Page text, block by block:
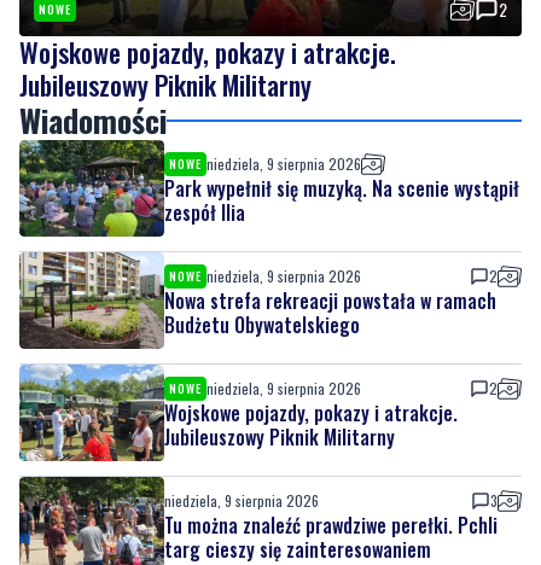
NOWE 2
Wojskowe pojazdy, pokazy i atrakcje.
Jubileuszowy Piknik Militarny
Wiadomości
NOWE niedziela, 9 sierpnia 2026
Park wypełnił się muzyką. Na scenie wystąpił
zespół Ilia
NOWE niedziela, 9 sierpnia 2026 2
Nowa strefa rekreacji powstała w ramach
Budżetu Obywatelskiego
NOWE niedziela, 9 sierpnia 2026 2
Wojskowe pojazdy, pokazy i atrakcje.
Jubileuszowy Piknik Militarny
niedziela, 9 sierpnia 2026 3
Tu można znaleźć prawdziwe perełki. Pchli
targ cieszy się zainteresowaniem